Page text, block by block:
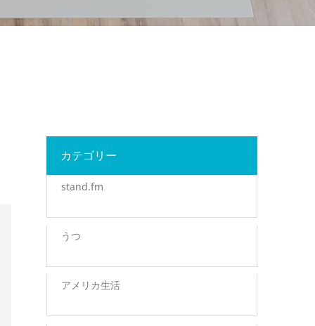
カテゴリー
stand.fm
うつ
アメリカ生活